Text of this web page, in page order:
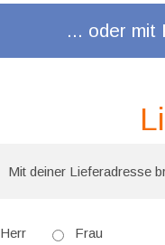
... oder mit
Mit deiner Lieferadresse
Herr Frau